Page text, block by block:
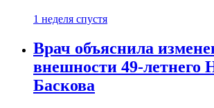
1 неделя спустя
Врач объяснила
внешности 49-летнего
Баскова